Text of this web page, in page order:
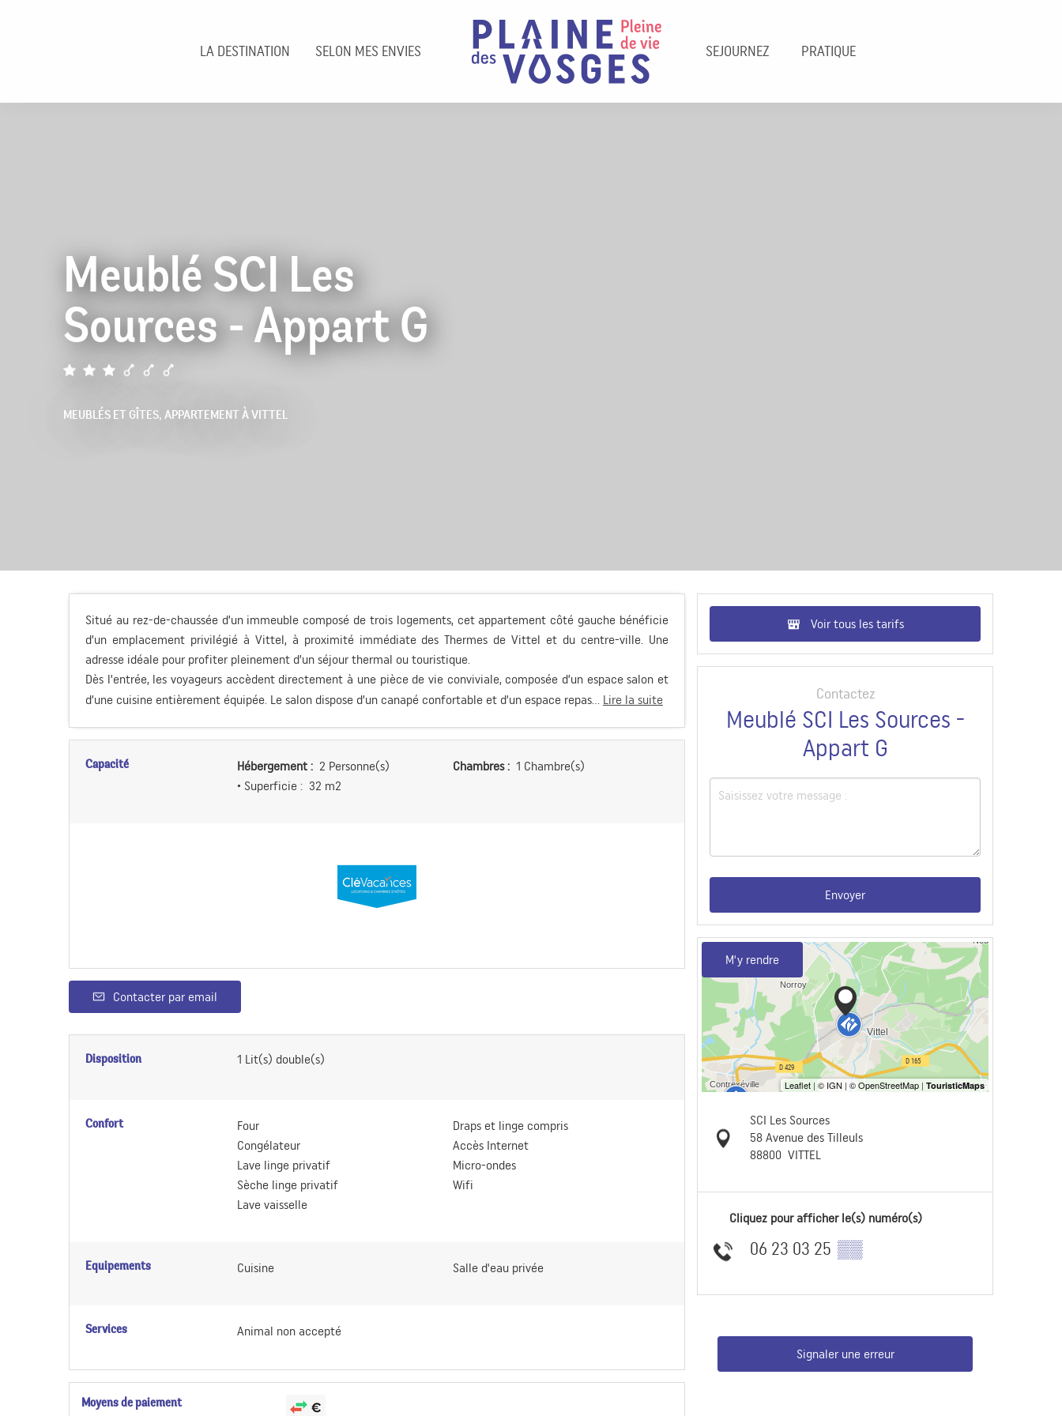
LA DESTINATION SELON MES ENVIES SEJOURNEZ PRATIQUE
Meublé SCI Les
Sources - Appart G
MEUBLÉS ET GÎTES, APPARTEMENT À VITTEL
Situé au rez-de-chaussée d’un immeuble composé de trois logements, cet appartement côté gauche bénéficie
d’un emplacement privilégié à Vittel, à proximité immédiate des Thermes de Vittel et du centre-ville. Une
adresse idéale pour profiter pleinement d’un séjour thermal ou touristique.
Dès l’entrée, les voyageurs accèdent directement à une pièce de vie conviviale, composée d’un espace salon et
d’une cuisine entièrement équipée. Le salon dispose d’un canapé confortable et d’un espace repas... Lire la suite
Capacité Hébergement : 2 Personne(s)
• Superficie : 32 m2
Chambres : 1 Chambre(s)
Contacter par email
Disposition 1 Lit(s) double(s)
Confort
Four
Congélateur
Lave linge privatif
Sèche linge privatif
Lave vaisselle
Draps et linge compris
Accès Internet
Micro-ondes
Wifi
Equipements Cuisine Salle d'eau privée
Services Animal non accepté
Moyens de paiement
Voir tous les tarifs
Contactez
Meublé SCI Les Sources -
Appart G
Envoyer
M'y rendre
SCI Les Sources
58 Avenue des Tilleuls
88800 VITTEL
Cliquez pour afficher le(s) numéro(s)
06 23 03 25 ▒▒
Signaler une erreur